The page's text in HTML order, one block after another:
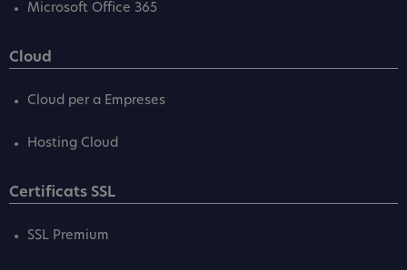
Microsoft Office 365
Cloud
Cloud per a Empreses
Hosting Cloud
Certificats SSL
SSL Premium